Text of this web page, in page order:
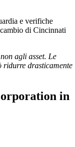
e verifiche
di Cincinnati
agli asset. Le
ridurre drasticamente
in